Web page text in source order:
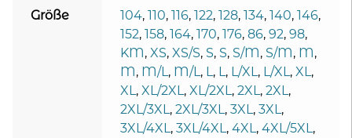
Größe 104, 110, 116, 122, 128, 134, 140, 146,
152, 158, 164, 170, 176, 86, 92, 98,
KM, XS, XS/S, S, S, S/M, S/M, M,
M, M/L, M/L, L, L, L/XL, L/XL, XL,
XL, XL/2XL, XL/2XL, 2XL, 2XL,
2XL/3XL, 2XL/3XL, 3XL, 3XL,
3XL/4XL, 3XL/4XL, 4XL, 4XL/5XL,